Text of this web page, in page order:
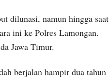
dilunasi, namun hingga saat
ini ke Polres Lamongan.
Jawa Timur.
berjalan hampir dua tahun